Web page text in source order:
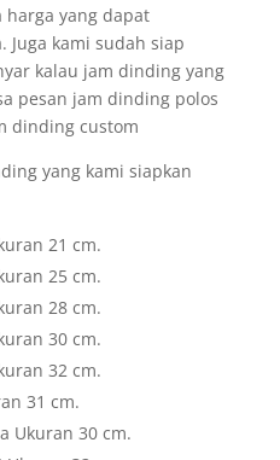
harga yang dapat
Juga kami sudah siap
kalau jam dinding yang
pesan jam dinding polos
dinding custom
yang kami siapkan
21 cm.
25 cm.
28 cm.
30 cm.
32 cm.
31 cm.
Ukuran 30 cm.